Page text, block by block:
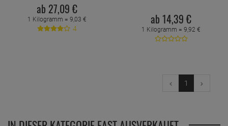
ab 27,09 €
1 Kilogramm = 9,03 €
4
ab 14,39 €
1 Kilogramm = 9,92 €
1